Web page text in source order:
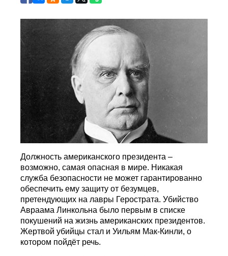
Должность американского президента –
возможно, самая опасная в мире. Никакая
служба безопасности не может гарантированно
обеспечить ему защиту от безумцев,
претендующих на лавры Герострата. Убийство
Авраама Линкольна было первым в списке
покушений на жизнь американских президентов.
Жертвой убийцы стал и Уильям Мак-Кинли, о
котором пойдёт речь.